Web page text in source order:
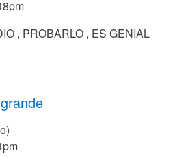
, PROBARLO , ES GENIAL